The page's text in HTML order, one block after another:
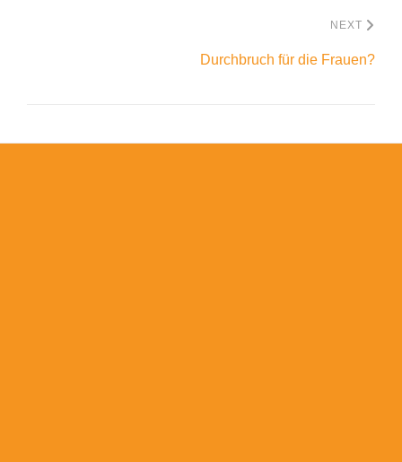
NEXT
Durchbruch für die Frauen?